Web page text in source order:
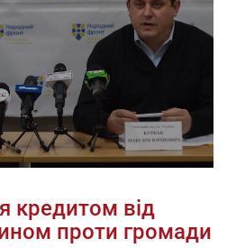
кредитом від
проти громади